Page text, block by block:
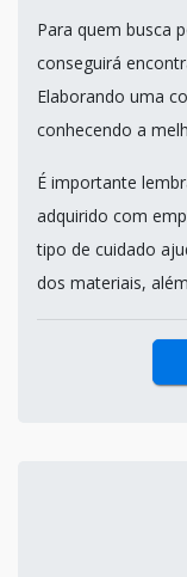
Para quem busca
conseguirá
Elaborando uma
conhecendo a
É importante
adquirido com
tipo de cuidado
dos materiais,